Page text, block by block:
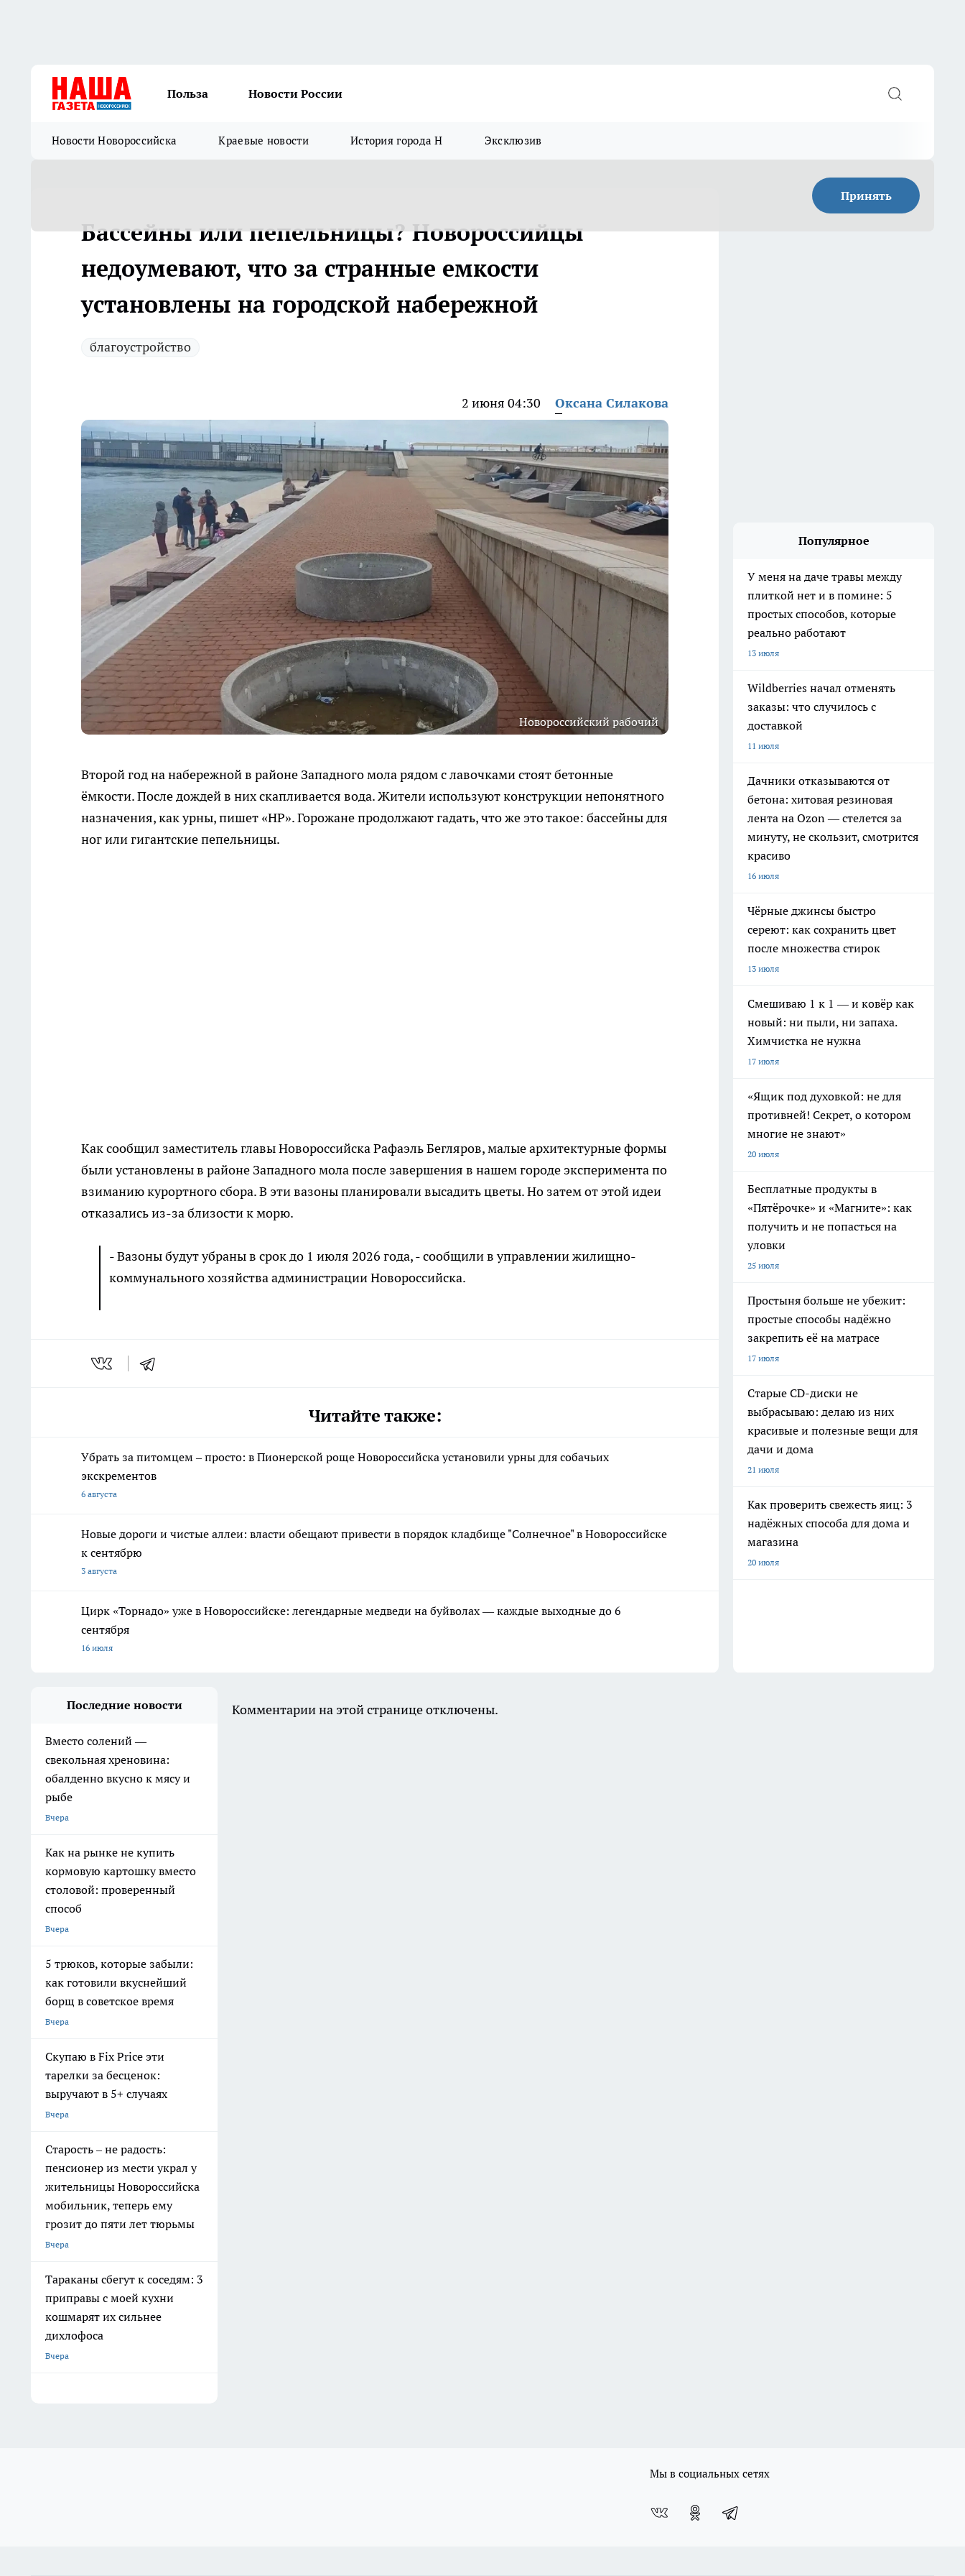
Польза Новости России
Новости Новороссийска Краевые новости История города Н Эксклюзив
Принять
Бассейны или пепельницы? Новороссийцы
недоумевают, что за странные емкости
установлены на городской набережной
благоустройство
2 июня 04:30 Оксана Силакова
Новороссийский рабочий
Второй год на набережной в районе Западного мола рядом с лавочками стоят бетонные
ёмкости. После дождей в них скапливается вода. Жители используют конструкции непонятного
назначения, как урны, пишет «НР». Горожане продолжают гадать, что же это такое: бассейны для
ног или гигантские пепельницы.
Как сообщил заместитель главы Новороссийска Рафаэль Бегляров, малые архитектурные формы
были установлены в районе Западного мола после завершения в нашем городе эксперимента по
взиманию курортного сбора. В эти вазоны планировали высадить цветы. Но затем от этой идеи
отказались из-за близости к морю.
- Вазоны будут убраны в срок до 1 июля 2026 года, - сообщили в управлении жилищно-
коммунального хозяйства администрации Новороссийска.
Читайте также:
Убрать за питомцем – просто: в Пионерской роще Новороссийска установили урны для собачьих
экскрементов
6 августа
Новые дороги и чистые аллеи: власти обещают привести в порядок кладбище "Солнечное" в Новороссийске
к сентябрю
3 августа
Цирк «Торнадо» уже в Новороссийске: легендарные медведи на буйволах — каждые выходные до 6
сентября
16 июля
Популярное
У меня на даче травы между
плиткой нет и в помине: 5
простых способов, которые
реально работают
13 июля
Wildberries начал отменять
заказы: что случилось с
доставкой
11 июля
Дачники отказываются от
бетона: хитовая резиновая
лента на Ozon — стелется за
минуту, не скользит, смотрится
красиво
16 июля
Чёрные джинсы быстро
сереют: как сохранить цвет
после множества стирок
13 июля
Смешиваю 1 к 1 — и ковёр как
новый: ни пыли, ни запаха.
Химчистка не нужна
17 июля
«Ящик под духовкой: не для
противней! Секрет, о котором
многие не знают»
20 июля
Бесплатные продукты в
«Пятёрочке» и «Магните»: как
получить и не попасться на
уловки
25 июля
Простыня больше не убежит:
простые способы надёжно
закрепить её на матрасе
17 июля
Старые CD-диски не
выбрасываю: делаю из них
красивые и полезные вещи для
дачи и дома
21 июля
Как проверить свежесть яиц: 3
надёжных способа для дома и
магазина
20 июля
Последние новости
Вместо солений —
свекольная хреновина:
обалденно вкусно к мясу и
рыбе
Вчера
Как на рынке не купить
кормовую картошку вместо
столовой: проверенный
способ
Вчера
5 трюков, которые забыли:
как готовили вкуснейший
борщ в советское время
Вчера
Скупаю в Fix Price эти
тарелки за бесценок:
выручают в 5+ случаях
Вчера
Старость – не радость:
пенсионер из мести украл у
жительницы Новороссийска
мобильник, теперь ему
грозит до пяти лет тюрьмы
Вчера
Тараканы сбегут к соседям: 3
приправы с моей кухни
кошмарят их сильнее
дихлофоса
Вчера
Комментарии на этой странице отключены.
Мы в социальных сетях